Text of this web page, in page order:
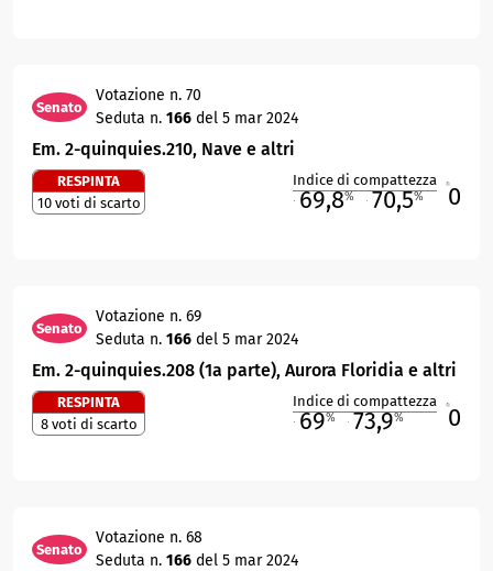
Senato
Votazione n. 70
Seduta n. 166 del 5 mar 2024
Em. 2-quinquies.210, Nave e altri
RESPINTA
10 voti di scarto
Indice di compattezza
69,8% 70,5% 0
Senato
Votazione n. 69
Seduta n. 166 del 5 mar 2024
Em. 2-quinquies.208 (1a parte), Aurora Floridia e altri
RESPINTA
8 voti di scarto
Indice di compattezza
69% 73,9% 0
Senato
Votazione n. 68
Seduta n. 166 del 5 mar 2024